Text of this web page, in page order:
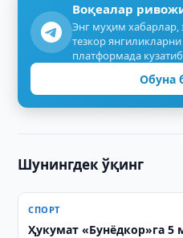
Воқеалар
Энг муҳим хабарлар,
тезкор
платформада
Обуна
Шунингдек ўқинг
СПОРТ
Ҳукумат «Бунёдкор»га